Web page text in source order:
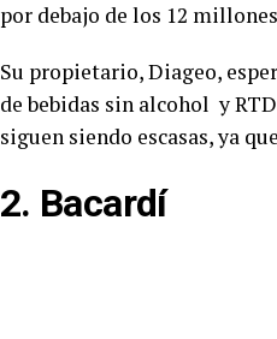
por debajo de los 12
Su propietario, Diageo,
de bebidas sin alcohol y
siguen siendo escasas, ya
2. Bacardí